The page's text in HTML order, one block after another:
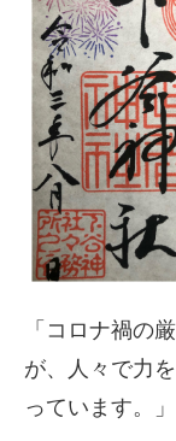
「コロナ禍の
が、人々で力
っています。」